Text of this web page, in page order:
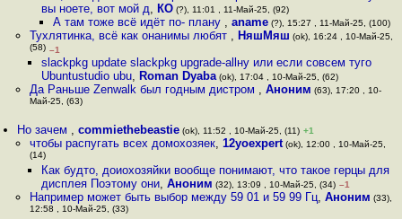
вы ноете, вот мой д, КО(?), 11:01 , 11-Май-25, (92)
А там тоже всё идёт по- плану ,aname (?), 15:27 , 11-Май-25, (100)
Тухлятинка, всё как онанимы любят , НяшМяш (ok), 16:24 , 10-Май-25,
(58) –1
slackpkg update slackpkg upgrade-allну или если совсем туго
Ubuntustudio ubu, Roman Dyaba(ok), 17:04 , 10-Май-25, (62)
Да Раньше Zenwalk был годным дистром , Аноним (63), 17:20 , 10-
Май-25, (63)
Но зачем ,commiethebeastie (ok), 11:52 , 10-Май-25, (11) +1
чтобы распугать всех домохозяек, 12yoexpert(ok), 12:00 , 10-Май-25,
(14)
Как будто, доиохозяйки вообще понимают, что такое герцы для
дисплея Поэтому они, Аноним (32), 13:09 , 10-Май-25, (34) –1
Например может быть выбор между 59 01 и 59 99 Гц, Аноним (33),
12:58 , 10-Май-25, (33)